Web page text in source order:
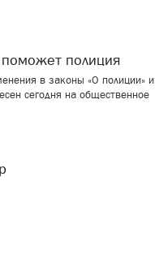
поможет полиция
в законы «О полиции» и
сегодня на общественное